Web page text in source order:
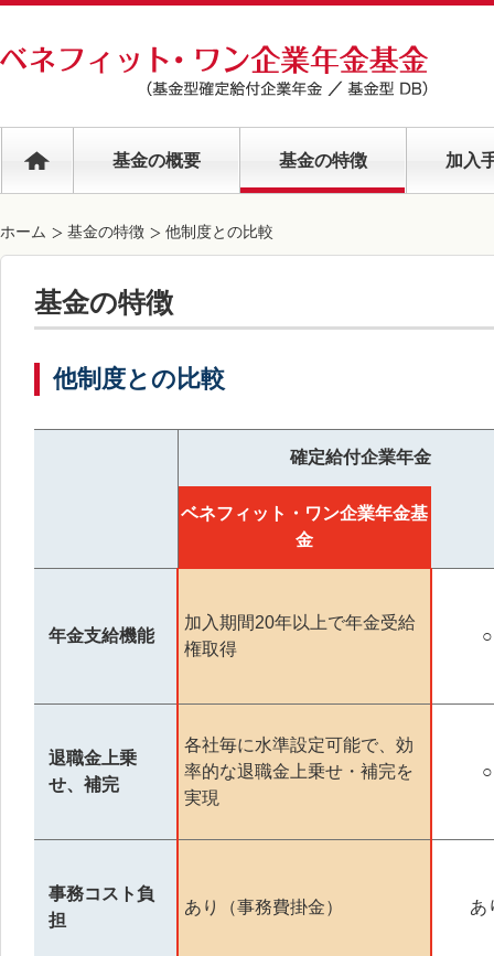
基金の概要 基金の特徴 加入
ホーム 基金の特徴 他制度との比較
基金の特徴
他制度との比較
確定給付企業年金
ベネフィット・ワン企業年金基
金
年金支給機能
加入期間20年以上で年金受給
権取得
○
退職金上乗
せ、補完
各社毎に水準設定可能で、効
率的な退職金上乗せ・補完を
実現
○
事務コスト負
担
あり（事務費掛金） あ